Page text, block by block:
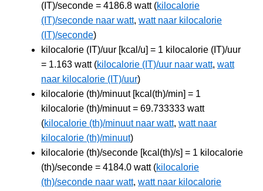
(IT)/seconde = 4186.8 watt (kilocalorie
(IT)/seconde naar watt, watt naar kilocalorie
(IT)/seconde)
kilocalorie (IT)/uur [kcal/u] = 1 kilocalorie (IT)/uur
= 1.163 watt (kilocalorie (IT)/uur naar watt, watt
naar kilocalorie (IT)/uur)
kilocalorie (th)/minuut [kcal(th)/min] = 1
kilocalorie (th)/minuut = 69.733333 watt
(kilocalorie (th)/minuut naar watt, watt naar
kilocalorie (th)/minuut)
kilocalorie (th)/seconde [kcal(th)/s] = 1 kilocalorie
(th)/seconde = 4184.0 watt (kilocalorie
(th)/seconde naar watt, watt naar kilocalorie